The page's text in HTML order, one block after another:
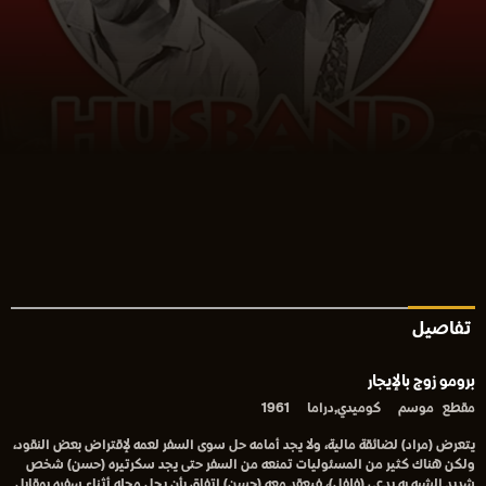
تفاصيل
برومو زوج بالإيجار
مقطع موسم كوميدي,دراما 1961
يتعرض (مراد) لضائقة مالية، ولا يجد أمامه حل سوى السفر لعمه لإقتراض بعض النقود،
ولكن هناك كثير من المسئوليات تمنعه من السفر حتى يجد سكرتيره (حسن) شخص